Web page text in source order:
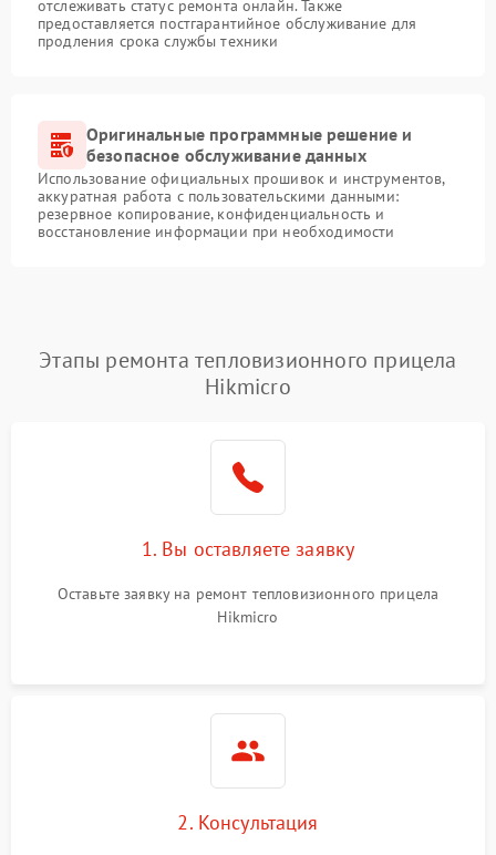
отслеживать статус ремонта онлайн. Также
предоставляется постгарантийное обслуживание для
продления срока службы техники
Оригинальные программные решение и
безопасное обслуживание данных
Использование официальных прошивок и инструментов,
аккуратная работа с пользовательскими данными:
резервное копирование, конфиденциальность и
восстановление информации при необходимости
Этапы ремонта тепловизионного прицела
Hikmicro
1. Вы оставляете заявку
Оставьте заявку на ремонт тепловизионного прицела
Hikmicro
2. Консультация